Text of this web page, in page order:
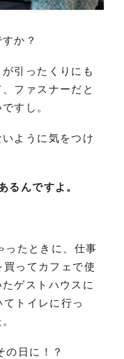
か？
引ったくりにも
ファスナーだと
すし。
ように気をつけ
るんですよ。
ったときに、仕事
ってカフェで使
ゲストハウスに
トイレに行っ
の日に！？